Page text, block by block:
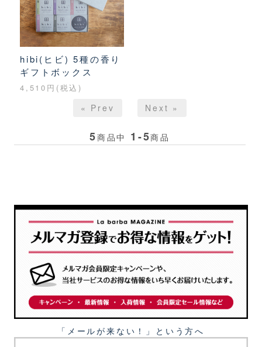
hibi(ヒビ) 5種の香り
ギフトボックス
4,510円(税込)
« Prev Next »
5商品中 1-5商品
「メールが来ない！」という⽅へ